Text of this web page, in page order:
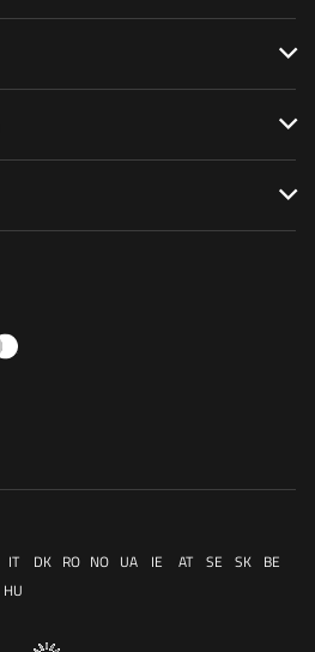
IT DK RO NO UA IE AT SE SK BE
HU